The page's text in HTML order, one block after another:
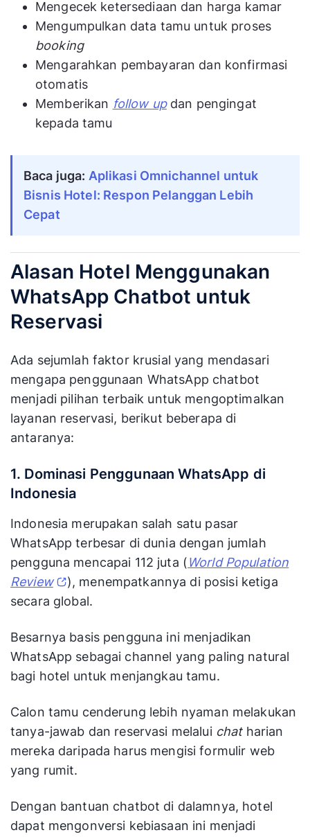
Mengecek ketersediaan dan harga kamar
Mengumpulkan data tamu untuk proses
booking
Mengarahkan pembayaran dan konfirmasi
otomatis
Memberikan follow updan pengingat
kepada tamu
Baca juga: Aplikasi Omnichannel untuk
Bisnis Hotel: Respon Pelanggan Lebih
Cepat
Alasan Hotel Menggunakan
WhatsApp Chatbot untuk
Reservasi
Ada sejumlah faktor krusial yang mendasari
mengapa penggunaan WhatsApp chatbot
menjadi pilihan terbaik untuk mengoptimalkan
layanan reservasi, berikut beberapa di
antaranya:
1. Dominasi Penggunaan WhatsApp di
Indonesia
Indonesia merupakan salah satu pasar
WhatsApp terbesar di dunia dengan jumlah
pengguna mencapai 112 juta (World Population
Review
), menempatkannya di posisi ketiga
secara global.
Besarnya basis pengguna ini menjadikan
WhatsApp sebagai channel yang paling natural
bagi hotel untuk menjangkau tamu.
Calon tamu cenderung lebih nyaman melakukan
tanya-jawab dan reservasi melalui chatharian
mereka daripada harus mengisi formulir web
yang rumit.
Dengan bantuan chatbot di dalamnya, hotel
dapat mengonversi kebiasaan ini menjadi